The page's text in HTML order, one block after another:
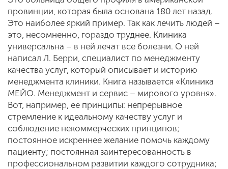
провинции, которая была основана 180 лет назад.
Это наиболее яркий пример. Так как лечить людей –
это, несомненно, гораздо труднее. Клиника
универсальна – в ней лечат все болезни. О ней
написал Л. Берри, специалист по менеджменту
качества услуг, который описывает и историю
менеджмента клиники. Книга называется «Клиника
МЕЙО. Менеджмент и сервис – мирового уровня».
Вот, например, ее принципы: непрерывное
стремление к идеальному качеству услуг и
соблюдение некоммерческих принципов;
постоянное искреннее желание помочь каждому
пациенту; постоянная заинтересованность в
профессиональном развитии каждого сотрудника;